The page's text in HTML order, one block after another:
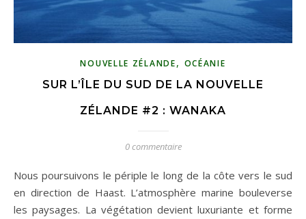
NOUVELLE ZÉLANDE, OCÉANIE
SUR L’ÎLE DU SUD DE LA NOUVELLE
ZÉLANDE #2 : WANAKA
0 commentaire
Nous poursuivons le périple le long de la côte vers le sud
en direction de Haast. L’atmosphère marine bouleverse
les paysages. La végétation devient luxuriante et forme